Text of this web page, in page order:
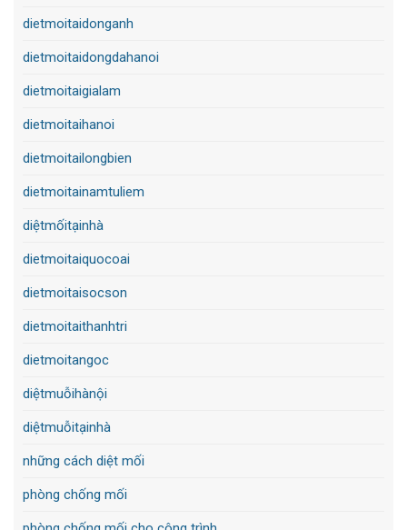
dietmoitaidonganh
dietmoitaidongdahanoi
dietmoitaigialam
dietmoitaihanoi
dietmoitailongbien
dietmoitainamtuliem
diệtmốitạinhà
dietmoitaiquocoai
dietmoitaisocson
dietmoitaithanhtri
dietmoitangoc
diệtmuỗihànội
diệtmuỗitạinhà
những cách diệt mối
phòng chống mối